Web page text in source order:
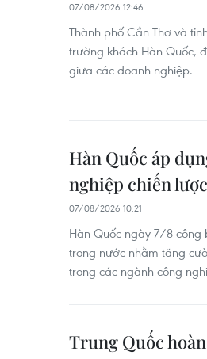
07/08/2026 12:46
Thành phố Cần Thơ và
trường khách Hàn Quốc,
giữa các doanh nghiệp.
Hàn Quốc áp
nghiệp chiến lược
07/08/2026 10:21
Hàn Quốc ngày 7/8 công
trong nước nhằm tăng
trong các ngành công
Trung Quốc